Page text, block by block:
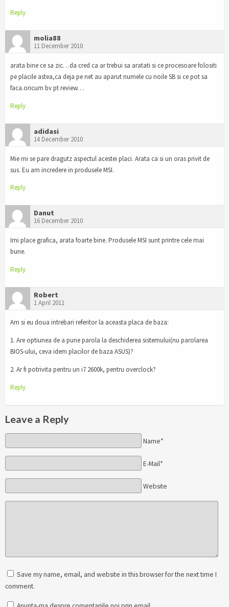
Reply
molia88
11 December 2010
arata bine ce sa zic…da cred ca ar trebui sa aratati si ce procesoare folositi
pe placile astea,ca deja pe net au aparut numele cu noile SB si ce pot sa
faca.oricum bv pt review…
Reply
adidasi
14 December 2010
Mie mi se pare dragutz aspectul acestei placi. Arata ca si un oras privit de
sus. Eu am incredere in produsele MSI.
Reply
Danut
16 December 2010
Imi place grafica, arata foarte bine. Produsele MSI sunt printre cele mai
bune.
Reply
Robert
1 April 2011
Am si eu doua intrebari referitor la aceasta placa de baza:
1. Are optiunea de a pune parola la deschiderea sistemului(nu parolarea
BIOS-ului, ceva idem placilor de baza ASUS)?
2. Ar fi potrivita pentru un i7 2600k, pentru overclock?
Reply
Leave a Reply
Name*
E-Mail*
Website
Save my name, email, and website in this browser for the next time I
comment.